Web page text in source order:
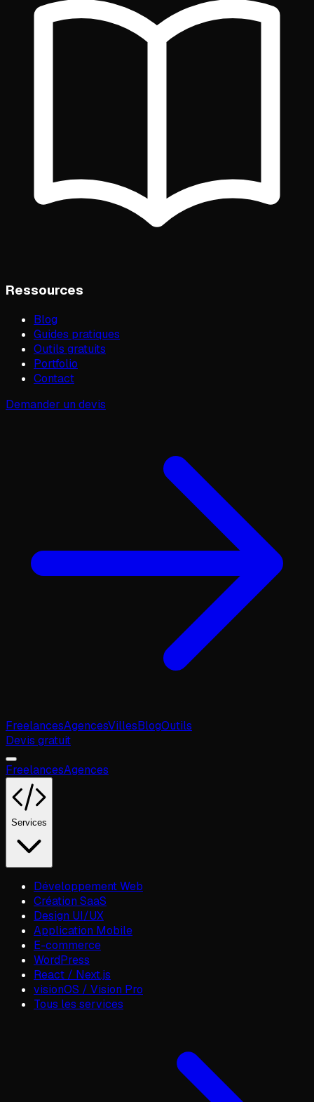
Ressources
Blog
Guides pratiques
Outils gratuits
Portfolio
Contact
Demander un devis
FreelancesAgencesVillesBlogOutils
Devis gratuit
FreelancesAgences
Services
Développement Web
Création SaaS
Design UI/UX
Application Mobile
E-commerce
WordPress
React / Next.js
visionOS / Vision Pro
Tous les services